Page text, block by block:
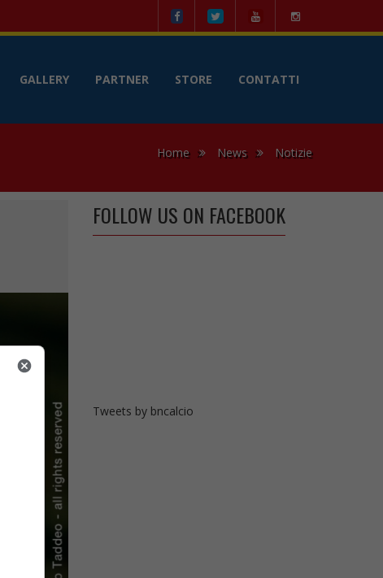
GALLERY PARTNER STORE CONTATTI
Home News Notizie
FOLLOW US ON FACEBOOK
Tweets by bncalcio